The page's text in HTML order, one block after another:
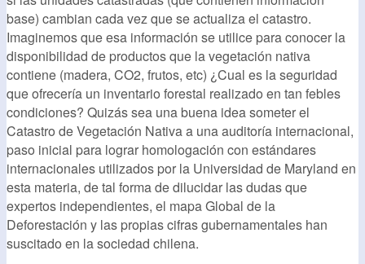
base) cambian cada vez que se actualiza el catastro.
Imaginemos que esa información se utilice para conocer la
disponibilidad de productos que la vegetación nativa
contiene (madera, CO2, frutos, etc) ¿Cual es la seguridad
que ofrecería un inventario forestal realizado en tan febles
condiciones? Quizás sea una buena idea someter el
Catastro de Vegetación Nativa a una auditoría internacional,
paso inicial para lograr homologación con estándares
internacionales utilizados por la Universidad de Maryland en
esta materia, de tal forma de dilucidar las dudas que
expertos independientes, el mapa Global de la
Deforestación y las propias cifras gubernamentales han
suscitado en la sociedad chilena.